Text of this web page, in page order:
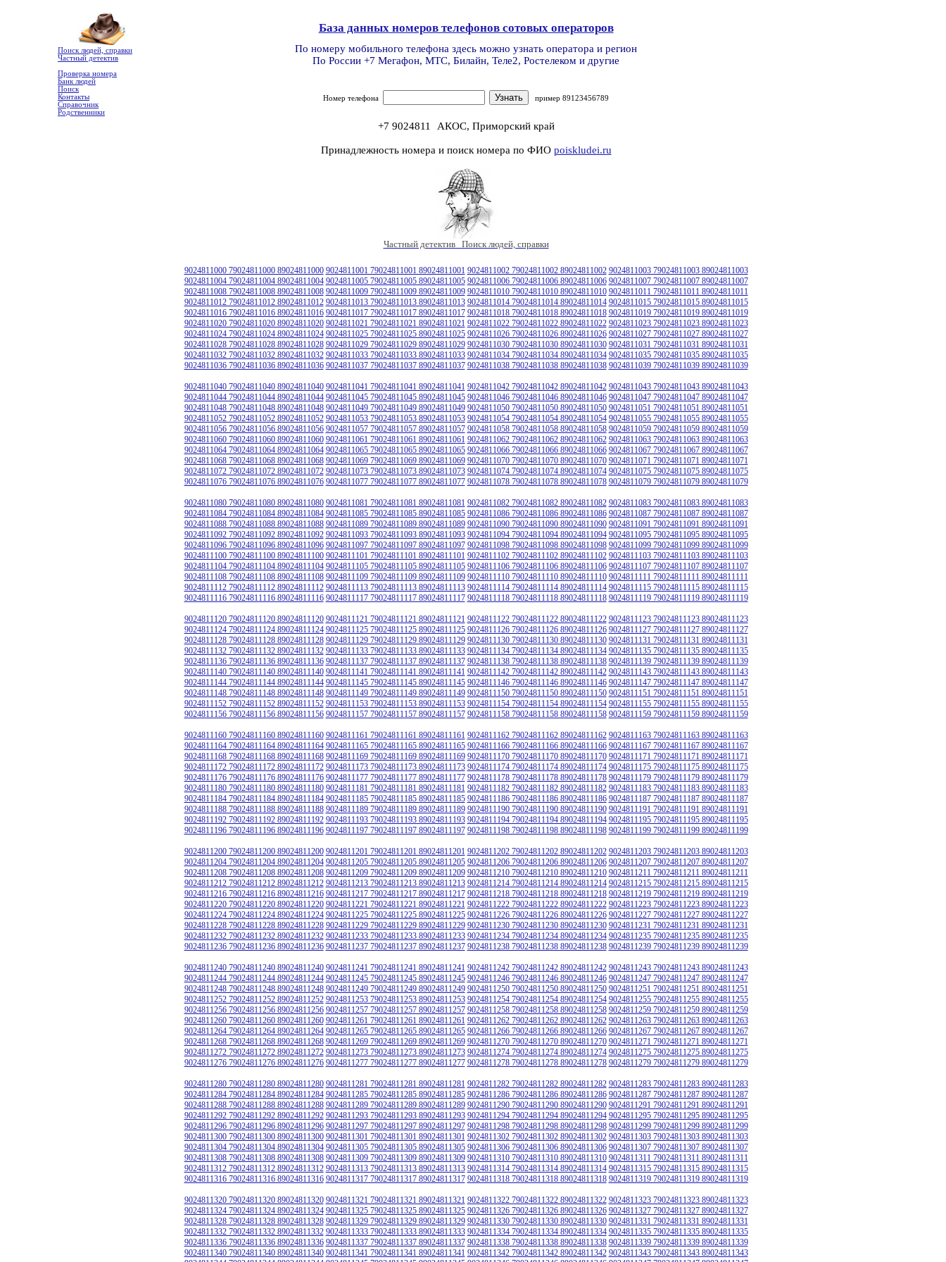
Поиск людей, справки
Частный детектив
Проверка номера
Банк людей
Поиск
Контакты
Справочник
Родственники
База данных номеров телефонов сотовых операторов
По номеру мобильного телефона здесь можно узнать оператора и регион
По России +7 Мегафон, МТС, Билайн, Теле2, Ростелеком и другие
Номер телефона пример 89123456789
+7 9024811 АКОС, Приморский край
Принадлежность номера и поиск номера по ФИО poiskludei.ru
Частный детектив Поиск людей, справки
9024811000 79024811000 89024811000 9024811001 79024811001 89024811001 9024811002 79024811002 89024811002 9024811003 79024811003 89024811003
9024811004 79024811004 89024811004 9024811005 79024811005 89024811005 9024811006 79024811006 89024811006 9024811007 79024811007 89024811007
9024811008 79024811008 89024811008 9024811009 79024811009 89024811009 9024811010 79024811010 89024811010 9024811011 79024811011 89024811011
9024811012 79024811012 89024811012 9024811013 79024811013 89024811013 9024811014 79024811014 89024811014 9024811015 79024811015 89024811015
9024811016 79024811016 89024811016 9024811017 79024811017 89024811017 9024811018 79024811018 89024811018 9024811019 79024811019 89024811019
9024811020 79024811020 89024811020 9024811021 79024811021 89024811021 9024811022 79024811022 89024811022 9024811023 79024811023 89024811023
9024811024 79024811024 89024811024 9024811025 79024811025 89024811025 9024811026 79024811026 89024811026 9024811027 79024811027 89024811027
9024811028 79024811028 89024811028 9024811029 79024811029 89024811029 9024811030 79024811030 89024811030 9024811031 79024811031 89024811031
9024811032 79024811032 89024811032 9024811033 79024811033 89024811033 9024811034 79024811034 89024811034 9024811035 79024811035 89024811035
9024811036 79024811036 89024811036 9024811037 79024811037 89024811037 9024811038 79024811038 89024811038 9024811039 79024811039 89024811039
9024811040 79024811040 89024811040 9024811041 79024811041 89024811041 9024811042 79024811042 89024811042 9024811043 79024811043 89024811043
9024811044 79024811044 89024811044 9024811045 79024811045 89024811045 9024811046 79024811046 89024811046 9024811047 79024811047 89024811047
9024811048 79024811048 89024811048 9024811049 79024811049 89024811049 9024811050 79024811050 89024811050 9024811051 79024811051 89024811051
9024811052 79024811052 89024811052 9024811053 79024811053 89024811053 9024811054 79024811054 89024811054 9024811055 79024811055 89024811055
9024811056 79024811056 89024811056 9024811057 79024811057 89024811057 9024811058 79024811058 89024811058 9024811059 79024811059 89024811059
9024811060 79024811060 89024811060 9024811061 79024811061 89024811061 9024811062 79024811062 89024811062 9024811063 79024811063 89024811063
9024811064 79024811064 89024811064 9024811065 79024811065 89024811065 9024811066 79024811066 89024811066 9024811067 79024811067 89024811067
9024811068 79024811068 89024811068 9024811069 79024811069 89024811069 9024811070 79024811070 89024811070 9024811071 79024811071 89024811071
9024811072 79024811072 89024811072 9024811073 79024811073 89024811073 9024811074 79024811074 89024811074 9024811075 79024811075 89024811075
9024811076 79024811076 89024811076 9024811077 79024811077 89024811077 9024811078 79024811078 89024811078 9024811079 79024811079 89024811079
9024811080 79024811080 89024811080 9024811081 79024811081 89024811081 9024811082 79024811082 89024811082 9024811083 79024811083 89024811083
9024811084 79024811084 89024811084 9024811085 79024811085 89024811085 9024811086 79024811086 89024811086 9024811087 79024811087 89024811087
9024811088 79024811088 89024811088 9024811089 79024811089 89024811089 9024811090 79024811090 89024811090 9024811091 79024811091 89024811091
9024811092 79024811092 89024811092 9024811093 79024811093 89024811093 9024811094 79024811094 89024811094 9024811095 79024811095 89024811095
9024811096 79024811096 89024811096 9024811097 79024811097 89024811097 9024811098 79024811098 89024811098 9024811099 79024811099 89024811099
9024811100 79024811100 89024811100 9024811101 79024811101 89024811101 9024811102 79024811102 89024811102 9024811103 79024811103 89024811103
9024811104 79024811104 89024811104 9024811105 79024811105 89024811105 9024811106 79024811106 89024811106 9024811107 79024811107 89024811107
9024811108 79024811108 89024811108 9024811109 79024811109 89024811109 9024811110 79024811110 89024811110 9024811111 79024811111 89024811111
9024811112 79024811112 89024811112 9024811113 79024811113 89024811113 9024811114 79024811114 89024811114 9024811115 79024811115 89024811115
9024811116 79024811116 89024811116 9024811117 79024811117 89024811117 9024811118 79024811118 89024811118 9024811119 79024811119 89024811119
9024811120 79024811120 89024811120 9024811121 79024811121 89024811121 9024811122 79024811122 89024811122 9024811123 79024811123 89024811123
9024811124 79024811124 89024811124 9024811125 79024811125 89024811125 9024811126 79024811126 89024811126 9024811127 79024811127 89024811127
9024811128 79024811128 89024811128 9024811129 79024811129 89024811129 9024811130 79024811130 89024811130 9024811131 79024811131 89024811131
9024811132 79024811132 89024811132 9024811133 79024811133 89024811133 9024811134 79024811134 89024811134 9024811135 79024811135 89024811135
9024811136 79024811136 89024811136 9024811137 79024811137 89024811137 9024811138 79024811138 89024811138 9024811139 79024811139 89024811139
9024811140 79024811140 89024811140 9024811141 79024811141 89024811141 9024811142 79024811142 89024811142 9024811143 79024811143 89024811143
9024811144 79024811144 89024811144 9024811145 79024811145 89024811145 9024811146 79024811146 89024811146 9024811147 79024811147 89024811147
9024811148 79024811148 89024811148 9024811149 79024811149 89024811149 9024811150 79024811150 89024811150 9024811151 79024811151 89024811151
9024811152 79024811152 89024811152 9024811153 79024811153 89024811153 9024811154 79024811154 89024811154 9024811155 79024811155 89024811155
9024811156 79024811156 89024811156 9024811157 79024811157 89024811157 9024811158 79024811158 89024811158 9024811159 79024811159 89024811159
9024811160 79024811160 89024811160 9024811161 79024811161 89024811161 9024811162 79024811162 89024811162 9024811163 79024811163 89024811163
9024811164 79024811164 89024811164 9024811165 79024811165 89024811165 9024811166 79024811166 89024811166 9024811167 79024811167 89024811167
9024811168 79024811168 89024811168 9024811169 79024811169 89024811169 9024811170 79024811170 89024811170 9024811171 79024811171 89024811171
9024811172 79024811172 89024811172 9024811173 79024811173 89024811173 9024811174 79024811174 89024811174 9024811175 79024811175 89024811175
9024811176 79024811176 89024811176 9024811177 79024811177 89024811177 9024811178 79024811178 89024811178 9024811179 79024811179 89024811179
9024811180 79024811180 89024811180 9024811181 79024811181 89024811181 9024811182 79024811182 89024811182 9024811183 79024811183 89024811183
9024811184 79024811184 89024811184 9024811185 79024811185 89024811185 9024811186 79024811186 89024811186 9024811187 79024811187 89024811187
9024811188 79024811188 89024811188 9024811189 79024811189 89024811189 9024811190 79024811190 89024811190 9024811191 79024811191 89024811191
9024811192 79024811192 89024811192 9024811193 79024811193 89024811193 9024811194 79024811194 89024811194 9024811195 79024811195 89024811195
9024811196 79024811196 89024811196 9024811197 79024811197 89024811197 9024811198 79024811198 89024811198 9024811199 79024811199 89024811199
9024811200 79024811200 89024811200 9024811201 79024811201 89024811201 9024811202 79024811202 89024811202 9024811203 79024811203 89024811203
9024811204 79024811204 89024811204 9024811205 79024811205 89024811205 9024811206 79024811206 89024811206 9024811207 79024811207 89024811207
9024811208 79024811208 89024811208 9024811209 79024811209 89024811209 9024811210 79024811210 89024811210 9024811211 79024811211 89024811211
9024811212 79024811212 89024811212 9024811213 79024811213 89024811213 9024811214 79024811214 89024811214 9024811215 79024811215 89024811215
9024811216 79024811216 89024811216 9024811217 79024811217 89024811217 9024811218 79024811218 89024811218 9024811219 79024811219 89024811219
9024811220 79024811220 89024811220 9024811221 79024811221 89024811221 9024811222 79024811222 89024811222 9024811223 79024811223 89024811223
9024811224 79024811224 89024811224 9024811225 79024811225 89024811225 9024811226 79024811226 89024811226 9024811227 79024811227 89024811227
9024811228 79024811228 89024811228 9024811229 79024811229 89024811229 9024811230 79024811230 89024811230 9024811231 79024811231 89024811231
9024811232 79024811232 89024811232 9024811233 79024811233 89024811233 9024811234 79024811234 89024811234 9024811235 79024811235 89024811235
9024811236 79024811236 89024811236 9024811237 79024811237 89024811237 9024811238 79024811238 89024811238 9024811239 79024811239 89024811239
9024811240 79024811240 89024811240 9024811241 79024811241 89024811241 9024811242 79024811242 89024811242 9024811243 79024811243 89024811243
9024811244 79024811244 89024811244 9024811245 79024811245 89024811245 9024811246 79024811246 89024811246 9024811247 79024811247 89024811247
9024811248 79024811248 89024811248 9024811249 79024811249 89024811249 9024811250 79024811250 89024811250 9024811251 79024811251 89024811251
9024811252 79024811252 89024811252 9024811253 79024811253 89024811253 9024811254 79024811254 89024811254 9024811255 79024811255 89024811255
9024811256 79024811256 89024811256 9024811257 79024811257 89024811257 9024811258 79024811258 89024811258 9024811259 79024811259 89024811259
9024811260 79024811260 89024811260 9024811261 79024811261 89024811261 9024811262 79024811262 89024811262 9024811263 79024811263 89024811263
9024811264 79024811264 89024811264 9024811265 79024811265 89024811265 9024811266 79024811266 89024811266 9024811267 79024811267 89024811267
9024811268 79024811268 89024811268 9024811269 79024811269 89024811269 9024811270 79024811270 89024811270 9024811271 79024811271 89024811271
9024811272 79024811272 89024811272 9024811273 79024811273 89024811273 9024811274 79024811274 89024811274 9024811275 79024811275 89024811275
9024811276 79024811276 89024811276 9024811277 79024811277 89024811277 9024811278 79024811278 89024811278 9024811279 79024811279 89024811279
9024811280 79024811280 89024811280 9024811281 79024811281 89024811281 9024811282 79024811282 89024811282 9024811283 79024811283 89024811283
9024811284 79024811284 89024811284 9024811285 79024811285 89024811285 9024811286 79024811286 89024811286 9024811287 79024811287 89024811287
9024811288 79024811288 89024811288 9024811289 79024811289 89024811289 9024811290 79024811290 89024811290 9024811291 79024811291 89024811291
9024811292 79024811292 89024811292 9024811293 79024811293 89024811293 9024811294 79024811294 89024811294 9024811295 79024811295 89024811295
9024811296 79024811296 89024811296 9024811297 79024811297 89024811297 9024811298 79024811298 89024811298 9024811299 79024811299 89024811299
9024811300 79024811300 89024811300 9024811301 79024811301 89024811301 9024811302 79024811302 89024811302 9024811303 79024811303 89024811303
9024811304 79024811304 89024811304 9024811305 79024811305 89024811305 9024811306 79024811306 89024811306 9024811307 79024811307 89024811307
9024811308 79024811308 89024811308 9024811309 79024811309 89024811309 9024811310 79024811310 89024811310 9024811311 79024811311 89024811311
9024811312 79024811312 89024811312 9024811313 79024811313 89024811313 9024811314 79024811314 89024811314 9024811315 79024811315 89024811315
9024811316 79024811316 89024811316 9024811317 79024811317 89024811317 9024811318 79024811318 89024811318 9024811319 79024811319 89024811319
9024811320 79024811320 89024811320 9024811321 79024811321 89024811321 9024811322 79024811322 89024811322 9024811323 79024811323 89024811323
9024811324 79024811324 89024811324 9024811325 79024811325 89024811325 9024811326 79024811326 89024811326 9024811327 79024811327 89024811327
9024811328 79024811328 89024811328 9024811329 79024811329 89024811329 9024811330 79024811330 89024811330 9024811331 79024811331 89024811331
9024811332 79024811332 89024811332 9024811333 79024811333 89024811333 9024811334 79024811334 89024811334 9024811335 79024811335 89024811335
9024811336 79024811336 89024811336 9024811337 79024811337 89024811337 9024811338 79024811338 89024811338 9024811339 79024811339 89024811339
9024811340 79024811340 89024811340 9024811341 79024811341 89024811341 9024811342 79024811342 89024811342 9024811343 79024811343 89024811343